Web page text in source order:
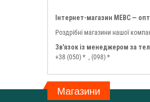
Інтернет-магазин МЕВС —
Роздрібні магазини нашої
Зв'язок із менеджером за
+38 (050) * , (098) *
Магазини